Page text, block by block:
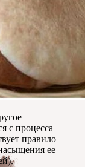
с процесса
правило
ее